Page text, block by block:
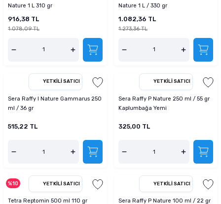
Nature 1 L 310 gr
916,38 TL
1.078,09 TL
Nature 1 L / 330 gr
1.082,36 TL
1.273,36 TL
YETKILI SATICI
Sera Raffy I Nature Gammarus 250
ml / 36 gr
515,22 TL
YETKILI SATICI
Sera Raffy P Nature 250 ml / 55 gr
Kaplumbağa Yemi
325,00 TL
%10 YETKILI SATICI
Tetra Reptomin 500 ml 110 gr
YETKILI SATICI
Sera Raffy P Nature 100 ml / 22 gr